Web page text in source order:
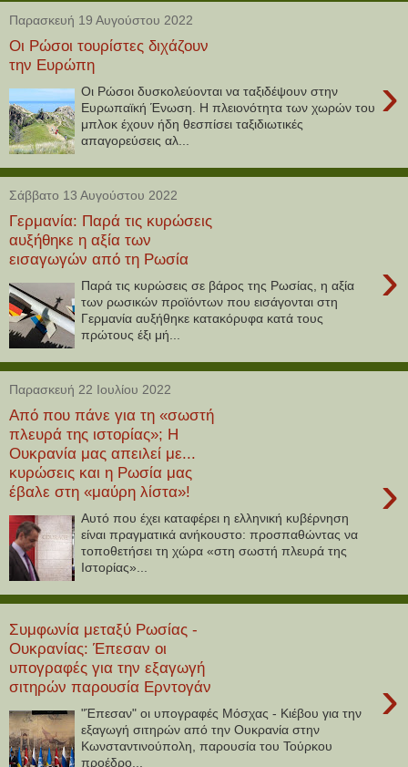
Παρασκευή 19 Αυγούστου 2022
Οι Ρώσοι τουρίστες διχάζουν
την Ευρώπη
›
Οι Ρώσοι δυσκολεύονται να ταξιδέψουν στην
Ευρωπαϊκή Ένωση. Η πλειονότητα των χωρών του
μπλοκ έχουν ήδη θεσπίσει ταξιδιωτικές
απαγορεύσεις αλ...
Σάββατο 13 Αυγούστου 2022
Γερμανία: Παρά τις κυρώσεις
αυξήθηκε η αξία των
εισαγωγών από τη Ρωσία
›
Παρά τις κυρώσεις σε βάρος της Ρωσίας, η αξία
των ρωσικών προϊόντων που εισάγονται στη
Γερμανία αυξήθηκε κατακόρυφα κατά τους
πρώτους έξι μή...
Παρασκευή 22 Ιουλίου 2022
Από που πάνε για τη «σωστή
πλευρά της ιστορίας»; Η
Ουκρανία μας απειλεί με...
κυρώσεις και η Ρωσία μας
έβαλε στη «μαύρη λίστα»!
›
Αυτό που έχει καταφέρει η ελληνική κυβέρνηση
είναι πραγματικά ανήκουστο: προσπαθώντας να
τοποθετήσει τη χώρα «στη σωστή πλευρά της
Ιστορίας»...
Συμφωνία μεταξύ Ρωσίας -
Ουκρανίας: Έπεσαν οι
υπογραφές για την εξαγωγή
σιτηρών παρουσία Ερντογάν
›
"Έπεσαν" οι υπογραφές Μόσχας - Κιέβου για την
εξαγωγή σιτηρών από την Ουκρανία στην
Κωνσταντινούπολη, παρουσία του Τούρκου
προέδρο...